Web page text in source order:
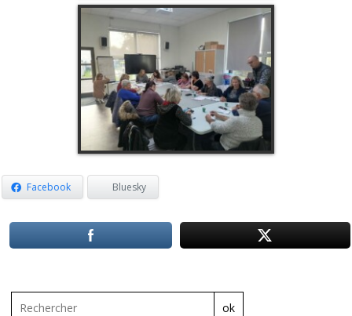
Facebook Bluesky
ok